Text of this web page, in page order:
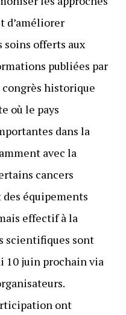
d’améliorer
soins offerts aux
publiées par
historique
où le pays
dans la
avec la
cancers
équipements
effectif à la
scientifiques sont
10 juin prochain via
ont